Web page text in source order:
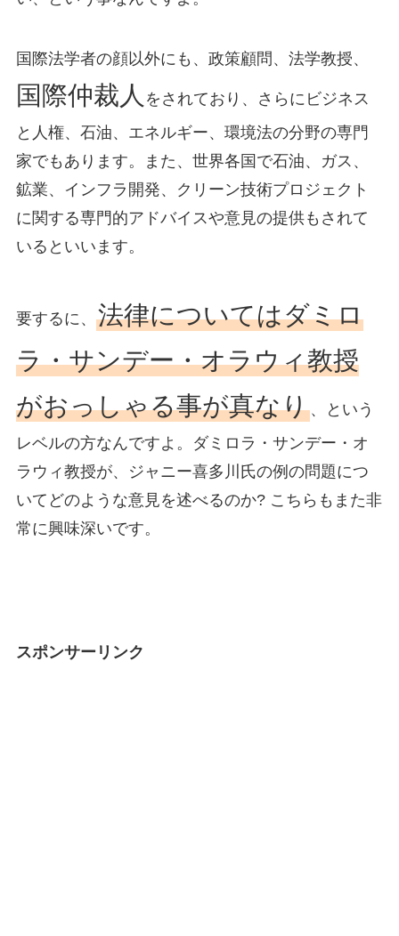
国際法学者の顔以外にも、政策顧問、法学教授、
国際仲裁人 をされており、さらにビジネス
と人権、石油、エネルギー、環境法の分野の専門
家でもあります。また、世界各国で石油、ガス、
鉱業、インフラ開発、クリーン技術プロジェクト
に関する専門的アドバイスや意見の提供もされて
いるといいます。
要するに、 法律についてはダミロ
ラ・サンデー・オラウィ教授
がおっしゃる事が真なり、という
レベルの方なんですよ。ダミロラ・サンデー・オ
ラウィ教授が、ジャニー喜多川氏の例の問題につ
いてどのような意見を述べるのか? こちらもまた非
常に興味深いです。
スポンサーリンク